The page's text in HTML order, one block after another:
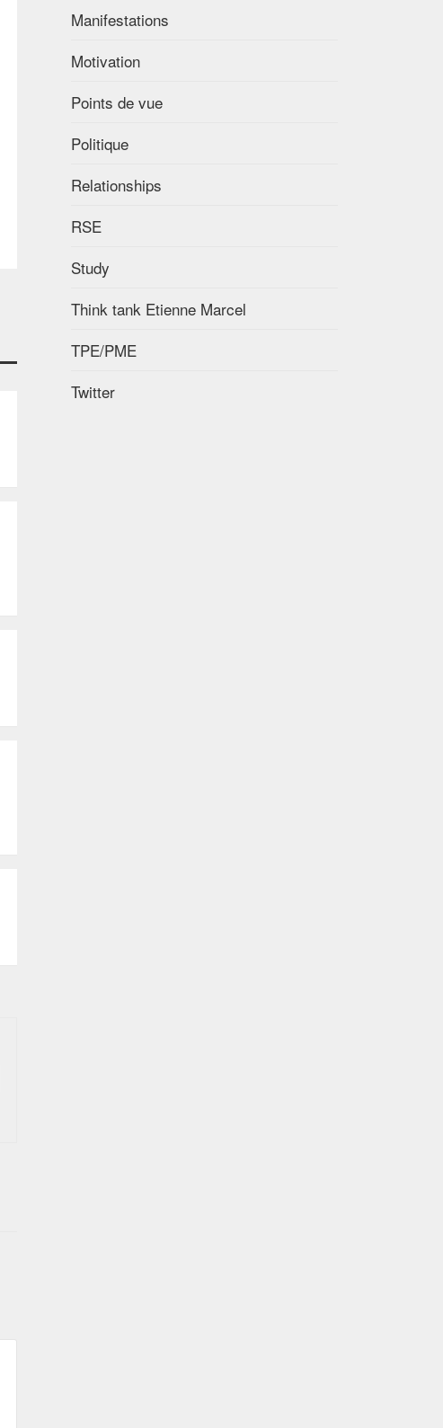
Manifestations
Motivation
Points de vue
Politique
Relationships
RSE
Study
Think tank Etienne Marcel
TPE/PME
Twitter